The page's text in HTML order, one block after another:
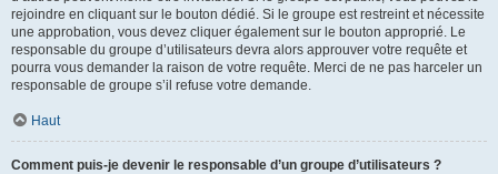
rejoindre en cliquant sur le bouton dédié. Si le groupe est restreint et nécessite
une approbation, vous devez cliquer également sur le bouton approprié. Le
responsable du groupe d’utilisateurs devra alors approuver votre requête et
pourra vous demander la raison de votre requête. Merci de ne pas harceler un
responsable de groupe s’il refuse votre demande.
Haut
Comment puis-je devenir le responsable d’un groupe d’utilisateurs ?